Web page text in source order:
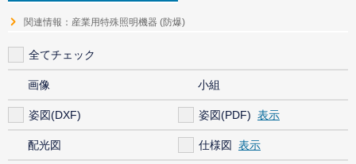
関連情報：産業用特殊照明機器 (防爆)
全てチェック
画像 小組
姿図(DXF) 姿図(PDF)
配光図 仕様図